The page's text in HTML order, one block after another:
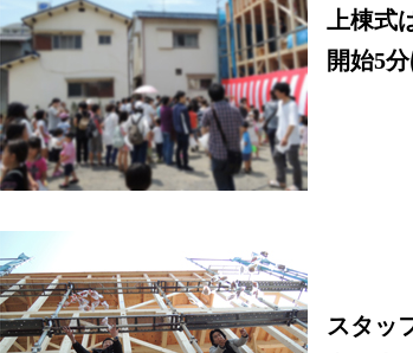
上棟式
開始5
スタッ